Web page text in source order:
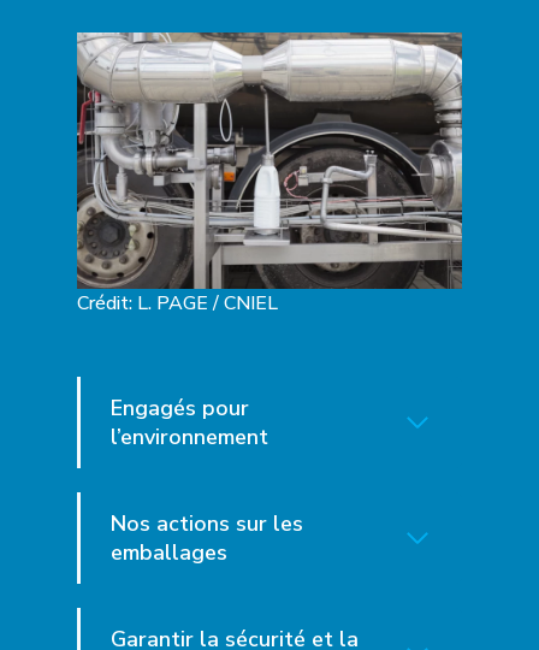
Crédit: L. PAGE / CNIEL
Engagés pour
l’environnement
Nos actions sur les
emballages
Garantir la sécurité et la